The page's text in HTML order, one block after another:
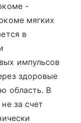
-
мягких
в
импульсов
здоровые
область. В
за счет